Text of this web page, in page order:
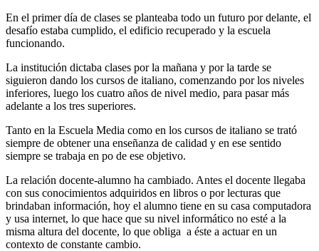
En el primer día de clases se planteaba todo un futuro por delante, el
desafío estaba cumplido, el edificio recuperado y la escuela
funcionando.
La institución dictaba clases por la mañana y por la tarde se
siguieron dando los cursos de italiano, comenzando por los niveles
inferiores, luego los cuatro años de nivel medio, para pasar más
adelante a los tres superiores.
Tanto en la Escuela Media como en los cursos de italiano se trató
siempre de obtener una enseñanza de calidad y en ese sentido
siempre se trabaja en po de ese objetivo.
La relación docente-alumno ha cambiado. Antes el docente llegaba
con sus conocimientos adquiridos en libros o por lecturas que
brindaban información, hoy el alumno tiene en su casa computadora
y usa internet, lo que hace que su nivel informático no esté a la
misma altura del docente, lo que obliga a éste a actuar en un
contexto de constante cambio.